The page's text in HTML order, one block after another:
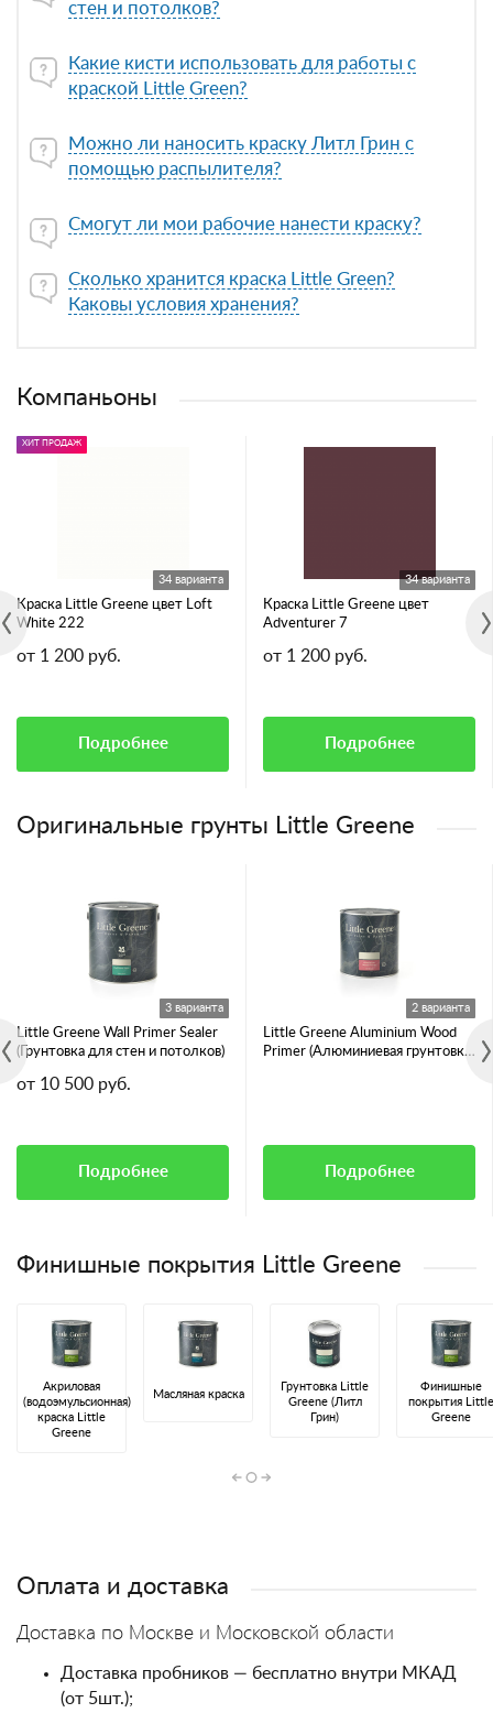
стен и потолков?
Какие кисти использовать для работы с
краской Little Green?
Можно ли наносить краску Литл Грин с
помощью распылителя?
Смогут ли мои рабочие нанести краску?
Сколько хранится краска Little Green?
Каковы условия хранения?
Компаньоны
ХИТ ПРОДАЖ
34 варианта
Краска Little Greene цвет Loft
White 222
от 1 200 руб.
Подробнее
34 варианта
Краска Little Greene цвет
Adventurer 7
от 1 200 руб.
Подробнее
Оригинальные грунты Little Greene
3 варианта
Little Greene Wall Primer Sealer
(Грунтовка для стен и потолков)
от 10 500 руб.
Подробнее
2 варианта
Little Greene Aluminium Wood
Primer (Алюминиевая грунтовка
Подробнее
Финишные покрытия Little Greene
Акриловая
(водоэмульсионная)
краска Little
Greene
Масляная краска
Грунтовка Little
Greene (Литл
Грин)
Финишные
покрытия Little
Greene
Оплата и доставка
Доставка по Москве и Московской области
Доставка пробников — бесплатно внутри МКАД
(от 5шт.);